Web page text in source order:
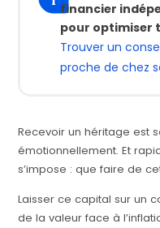
financier
pour optimiser
Trouver un
proche de chez
Recevoir un héritage est
émotionnellement. Et
s’impose : que faire de
Laisser ce capital sur un
de la valeur face à